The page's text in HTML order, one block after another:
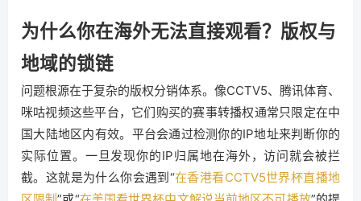
为什么你在海外无法直接观看？版权与
地域的锁链
问题根源在于复杂的版权分销体系。像CCTV5、腾讯体育、
咪咕视频这些平台，它们购买的赛事转播权通常只限定在中
国大陆地区内有效。平台会通过检测你的IP地址来判断你的
实际位置。一旦发现你的IP归属地在海外，访问就会被拦
截。这就是为什么你会遇到“在香港看CCTV5世界杯直播地